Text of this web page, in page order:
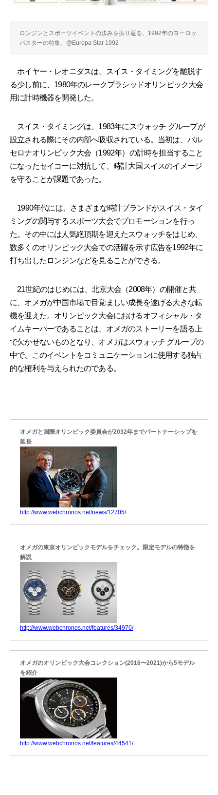
ロンジンとスポーツイベントの歩みを振り返る、1992年のヨーロッ
パスターの特集。@Europa Star 1992
ホイヤー・レオニダスは、スイス・タイミングを離脱す
る少し前に、1980年のレークプラシッドオリンピック大会
用に計時機器を開発した。
スイス・タイミングは、1983年にスウォッチ グループが
設立される際にその内部へ吸収されている。当初は、バル
セロナオリンピック大会（1992年）の計時を担当すること
になったセイコーに対抗して、時計大国スイスのイメージ
を守ることが課題であった。
1990年代には、さまざまな時計ブランドがスイス・タイ
ミングの関与するスポーツ大会でプロモーションを行っ
た。その中には人気絶頂期を迎えたスウォッチをはじめ、
数多くのオリンピック大会での活躍を示す広告を1992年に
打ち出したロンジンなどを見ることができる。
21世紀のはじめには、北京大会（2008年）の開催と共
に、オメガが中国市場で目覚ましい成長を遂げる大きな転
機を迎えた。オリンピック大会におけるオフィシャル・タ
イムキーパーであることは、オメガのストーリーを語る上
で欠かせないものとなり、オメガはスウォッチ グループの
中で、このイベントをコミュニケーションに使用する独占
的な権利を与えられたのである。
オメガと国際オリンピック委員会が2032年までパートナーシップを
延長
http://www.webchronos.net/news/12705/
オメガの東京オリンピックモデルをチェック。限定モデルの特徴を
解説
http://www.webchronos.net/features/34970/
オメガのオリンピック大会コレクション(2016〜2021)から5モデル
を紹介
http://www.webchronos.net/features/44541/